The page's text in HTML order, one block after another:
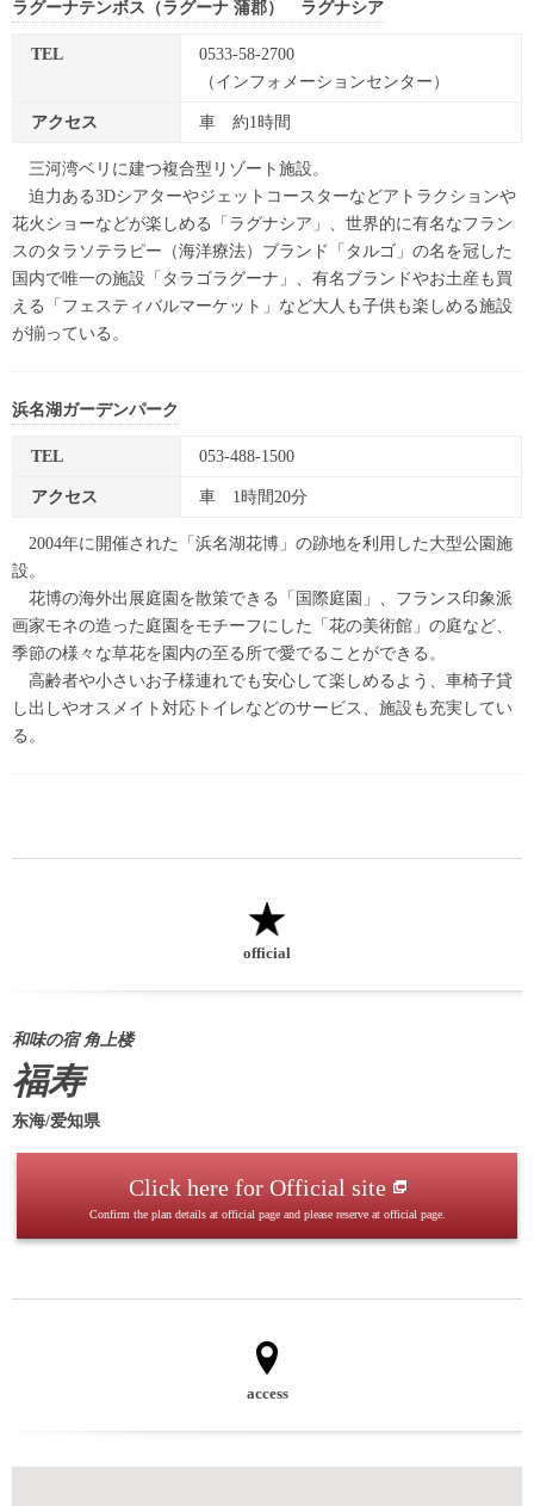
ラグーナテンボス（ラグーナ 蒲郡） ラグナシア
TEL
0533-58-2700
（インフォメーションセンター）
アクセス 車 約1時間
三河湾ベリに建つ複合型リゾート施設。
迫力ある3Dシアターやジェットコースターなどアトラクションや
花火ショーなどが楽しめる「ラグナシア」、世界的に有名なフラン
スのタラソテラピー（海洋療法）ブランド「タルゴ」の名を冠した
国内で唯一の施設「タラゴラグーナ」、有名ブランドやお土産も買
える「フェスティバルマーケット」など大人も子供も楽しめる施設
が揃っている。
浜名湖ガーデンパーク
TEL 053-488-1500
アクセス 車 1時間20分
2004年に開催された「浜名湖花博」の跡地を利用した大型公園施
設。
花博の海外出展庭園を散策できる「国際庭園」、フランス印象派
画家モネの造った庭園をモチーフにした「花の美術館」の庭など、
季節の様々な草花を園内の至る所で愛でることができる。
高齢者や小さいお子様連れでも安心して楽しめるよう、車椅子貸
し出しやオスメイト対応トイレなどのサービス、施設も充実してい
る。
official
和味の宿 角上楼
福寿
东海/爱知県
Click here for Official site
Confirm the plan details at official page and please reserve at official page.
access